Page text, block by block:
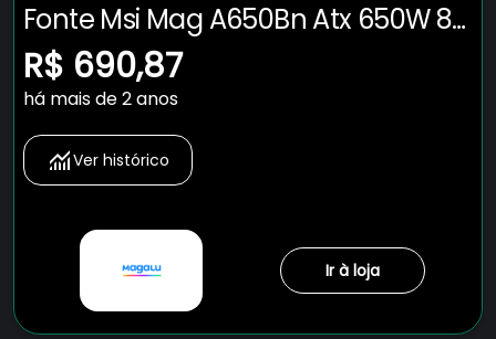
Fonte Msi Mag A650Bn Atx 650W 80
Plus Bronze Pfc Ativo Preto
R$ 690,87
há mais de 2 anos
Ver histórico
Ir à loja